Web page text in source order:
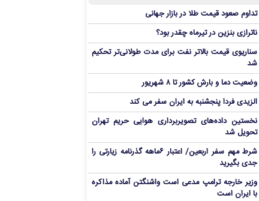
تداوم صعود قیمت طلا در بازار جهانی
ناترازی بنزین در تیرماه چقدر بود؟
سناریوی قیمت بالاتر نفت برای مدت طولانی‌تر تحکیم
شد
وضعیت دما و بارش کشور تا ۸ شهریور
الزیدی فردا پنجشنبه به ایران سفر می کند
نخستین داده‌های تصویربرداری هوایی حریم تهران
تحویل شد
شرط مهم سفر اربعین/ اعتبار ۶ماهه گذرنامه زیارتی را
جدی بگیرید
وزیر خارجه ترامپ مدعی است واشنگتن آماده مذاکره
با ایران است